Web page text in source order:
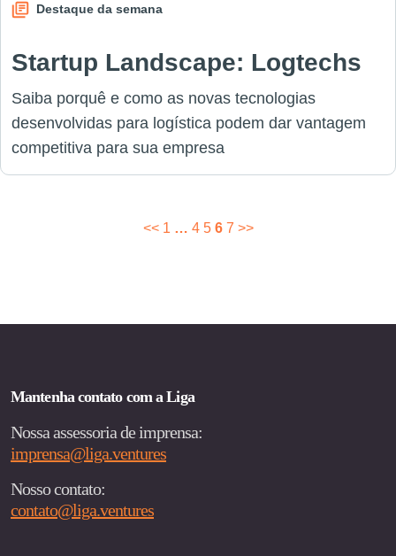
Destaque da semana
Startup Landscape: Logtechs
Saiba porquê e como as novas tecnologias
desenvolvidas para logística podem dar vantagem
competitiva para sua empresa
Paginação
<< 1 … 4 5 6 7 >>
Mantenha contato com a Liga
Nossa assessoria de imprensa:
imprensa@liga.ventures
Nosso contato:
contato@liga.ventures